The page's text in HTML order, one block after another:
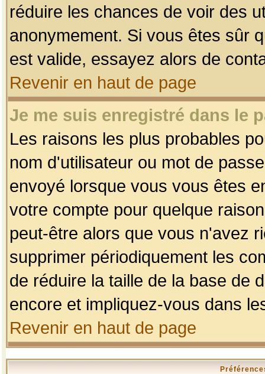
réduire les chances de voir des
anonymement. Si vous êtes sûr
est valide, essayez alors de
Revenir en haut de page
Je me suis enregistré dans le
Les raisons les plus probables
nom d'utilisateur ou mot de
envoyé lorsque vous vous êtes
votre compte pour quelque
peut-être alors que vous n'avez
supprimer périodiquement les
de réduire la taille de la base de
encore et impliquez-vous dans
Revenir en haut de page